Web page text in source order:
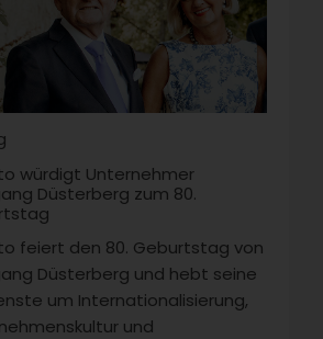
würdigt Unternehmer
Düsterberg zum 80.
feiert den 80. Geburtstag von
Düsterberg und hebt seine
um Internationalisierung,
und